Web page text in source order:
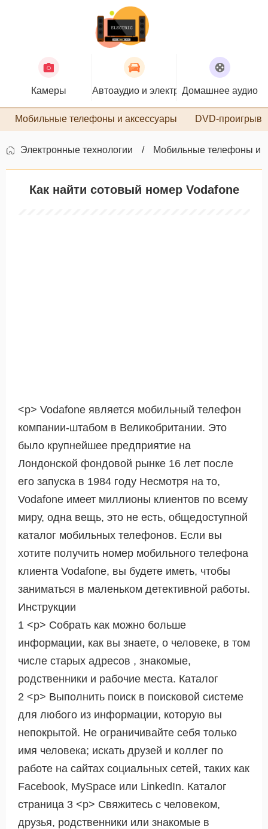
Камеры Автоаудио и электроникаДомашнее аудио
Мобильные телефоны и аксессуары DVD-
Электронные технологии Мобильные телефоны и
Как найти сотовый номер Vodafone
<р> Vodafone является мобильный телефон
компании-штабом в Великобритании. Это
было крупнейшее предприятие на
Лондонской фондовой рынке 16 лет после
его запуска в 1984 году Несмотря на то,
Vodafone имеет миллионы клиентов по всему
миру, одна вещь, это не есть, общедоступной
каталог мобильных телефонов. Если вы
хотите получить номер мобильного телефона
клиента Vodafone, вы будете иметь, чтобы
заниматься в маленьком детективной работы.
Инструкции
1 <р> Собрать как можно больше
информации, как вы знаете, о человеке, в том
числе старых адресов , знакомые,
родственники и рабочие места. Каталог
2 <р> Выполнить поиск в поисковой системе
для любого из информации, которую вы
непокрытой. Не ограничивайте себя только
имя человека; искать друзей и коллег по
работе на сайтах социальных сетей, таких как
Facebook, MySpace или LinkedIn. Каталог
страница 3 <р> Свяжитесь с человеком,
друзья, родственники или знакомые в